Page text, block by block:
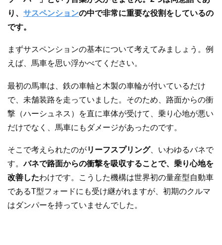
り、 サスペンションの中で非常に重要な役割をしているの
です。
まずサスペンションの基本について考えてみましょう。例
えば、馬車を思い浮かべてください。
最初の馬車は、鉄の車軸と木製の車輪が付いているだけ
で、未舗装路を走っていました。そのため、路面からの衝
撃（ハーシュネス）を直に車体が受けて、乗り心地が悪い
だけでなく、馬車にもダメージがあったのです。
そこで考えられたのがリーフスプリング、いわゆるバネで
す。バネで路面からの衝撃を吸収することで、乗り心地を
改善したわけです。こうした機構は世界初の量産型自動車
であるT型フォードにも受け継がれますが、初期のクルマ
はダンパーを持っていませんでした。